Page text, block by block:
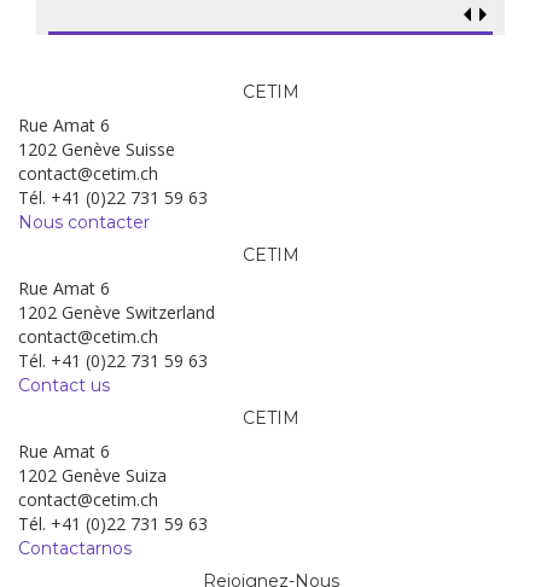
CETIM
Rue Amat 6
1202 Genève Suisse
contact@cetim.ch
Tél. +41 (0)22 731 59 63
Nous contacter
CETIM
Rue Amat 6
1202 Genève Switzerland
contact@cetim.ch
Tél. +41 (0)22 731 59 63
Contact us
CETIM
Rue Amat 6
1202 Genève Suiza
contact@cetim.ch
Tél. +41 (0)22 731 59 63
Contactarnos
Rejoignez-Nous